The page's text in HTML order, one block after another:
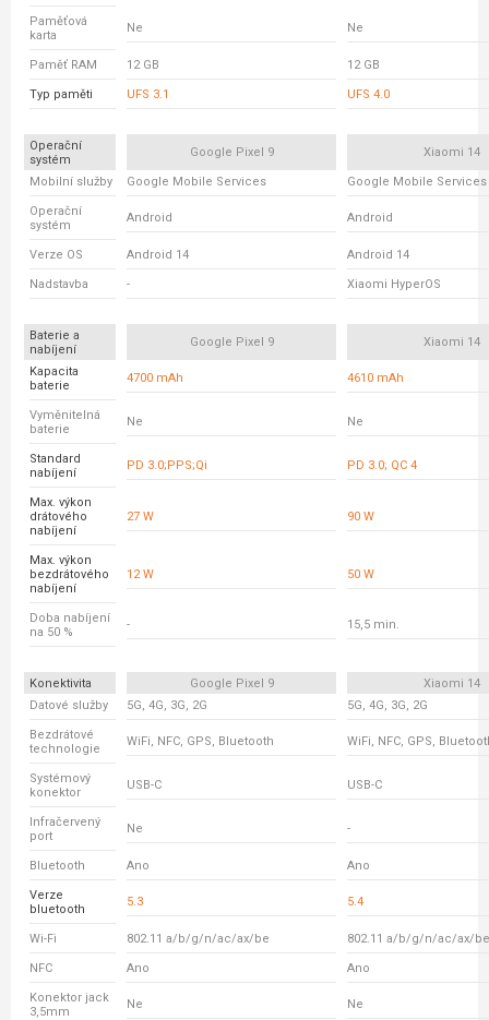
Paměťová
karta
Ne Ne
Paměť RAM 12 GB 12 GB
Typ paměti UFS 3.1 UFS 4.0
Operační
systém
Google Pixel 9 Xiaomi 14
Mobilní služby Google Mobile Services Google Mobile Services
Operační
systém
Android Android
Verze OS Android 14 Android 14
Nadstavba - Xiaomi HyperOS
Baterie a
nabíjení
Google Pixel 9 Xiaomi 14
Kapacita
baterie
4700 mAh 4610 mAh
Vyměnitelná
baterie
Ne Ne
Standard
nabíjení
PD 3.0;PPS;Qi PD 3.0; QC 4
Max. výkon
drátového
nabíjení
27 W 90 W
Max. výkon
bezdrátového
nabíjení
12 W 50 W
Doba nabíjení
na 50 %
- 15,5 min.
Konektivita Google Pixel 9
Xiaomi 14
Datové služby
5G, 4G, 3G, 2G 5G, 4G, 3G, 2G
Bezdrátové
technologie
WiFi, NFC, GPS, Bluetooth WiFi, NFC, GPS,
Systémový
konektor
USB-C USB-C
Infračervený
port
Ne -
Bluetooth Ano Ano
Verze
bluetooth
5.3 5.4
Wi-Fi 802.11 a/b/g/n/ac/ax/be 802.11 a/b/g/n/ac/ax/be
NFC Ano Ano
Konektor jack
3,5mm
Ne Ne